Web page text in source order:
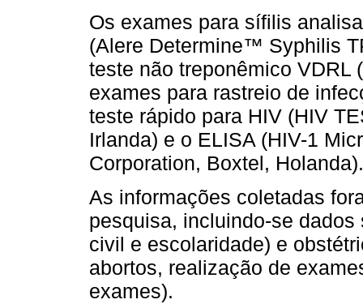
Os exames para sífilis
(Alere Determine™ Syphilis
teste não treponêmico VDRL
exames para rastreio de
teste rápido para HIV (HIV
Irlanda) e o ELISA (HIV-1
Corporation, Boxtel, Holanda).
As informações coletadas
pesquisa, incluindo-se
civil e escolaridade) e
abortos, realização de
exames).